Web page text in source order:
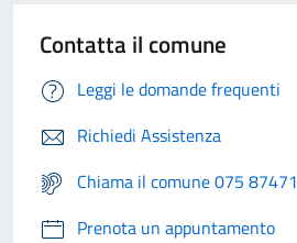
Contatta il comune
Leggi le domande frequenti
Richiedi Assistenza
Chiama il comune 075 87471
Prenota un appuntamento